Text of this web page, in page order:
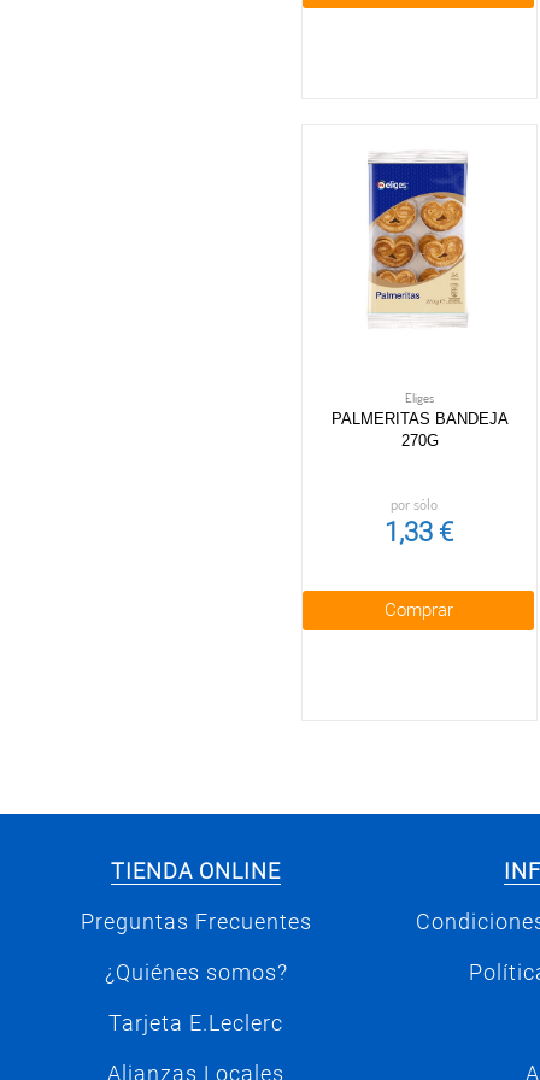
Eliges
PALMERITAS BANDEJA
270G
por sólo
1,33 €
Comprar
TIENDA ONLINE
Preguntas Frecuentes
¿Quiénes somos?
Tarjeta E.Leclerc
Alianzas Locales